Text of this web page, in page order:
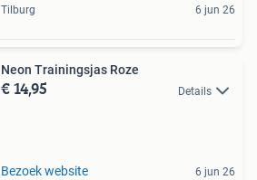
Tilburg 6 jun 26
Neon Trainingsjas Roze
€ 14,95 Details
Bezoek website 6 jun 26